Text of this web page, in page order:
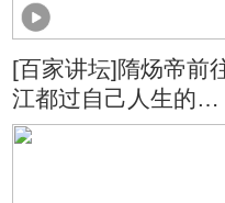
[百家讲坛]隋炀帝前
江都过自己人生的最
后阶段